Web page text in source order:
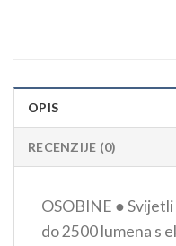
OPIS
RECENZIJE (0)
OSOBINE ●
do 2500 lumena s